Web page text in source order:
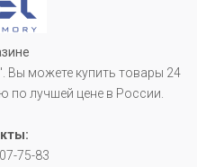
Вы можете купить товары 24
по лучшей цене в России.
75-83